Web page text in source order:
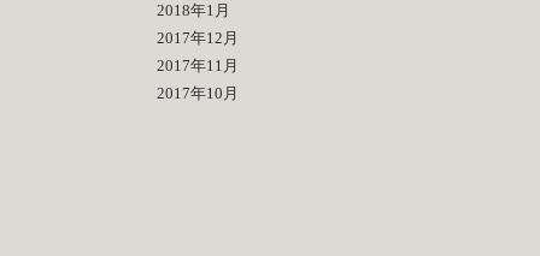
2018年1月
2017年12月
2017年11月
2017年10月